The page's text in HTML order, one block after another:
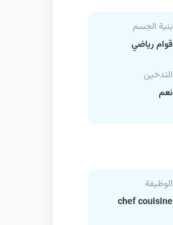
بنية الجسم
قوام رياضي
التدخين
نعم
الوظيفة
chef couisine